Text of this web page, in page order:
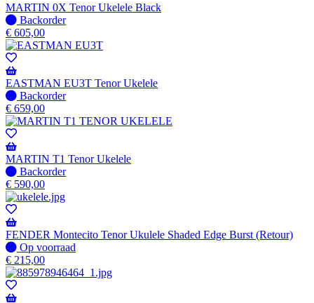
MARTIN 0X Tenor Ukelele Black
Niet
op
voorraad
-
Wordt
verzonden
wanneer
beschikbaar
Backorder
€ 605,00
EASTMAN EU3T Tenor Ukelele
Niet
op
voorraad
-
Wordt
verzonden
wanneer
beschikbaar
Backorder
€ 659,00
MARTIN T1 Tenor Ukelele
Niet
op
voorraad
-
Wordt
verzonden
wanneer
beschikbaar
Backorder
€ 590,00
FENDER Montecito Tenor Ukulele Shaded Edge Burst (Retour)
Op
voorraad
Op voorraad
€ 215,00